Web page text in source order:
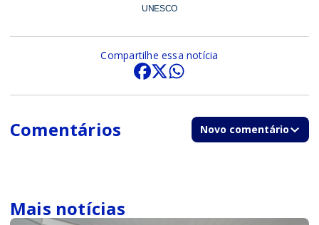
UNESCO
Compartilhe essa notícia
Comentários Novo comentário
Mais notícias